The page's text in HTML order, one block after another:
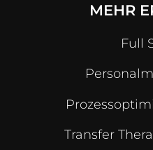
MEHR
Full
Transfer